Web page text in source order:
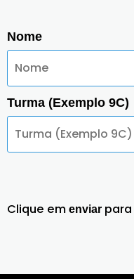
Nome
Turma (Exemplo 9C)
Clique em enviar